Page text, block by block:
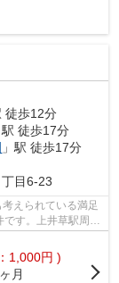
徒歩12分
駅 徒歩17分
」駅 徒歩17分
丁目6-23
えられている満足
す。上井草駅周辺
1,000円 )
月